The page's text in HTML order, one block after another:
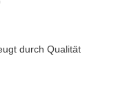
durch Qualität